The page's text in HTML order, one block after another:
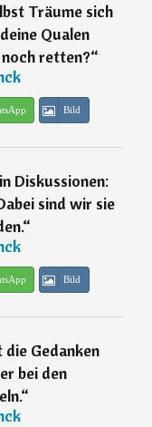
Träume sich
Qualen
retten?“
Bild
Diskussionen:
sind wir sie
“
Bild
Gedanken
bei den
“